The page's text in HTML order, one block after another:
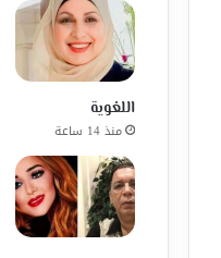
اللغوية
منذ 14 ساعة